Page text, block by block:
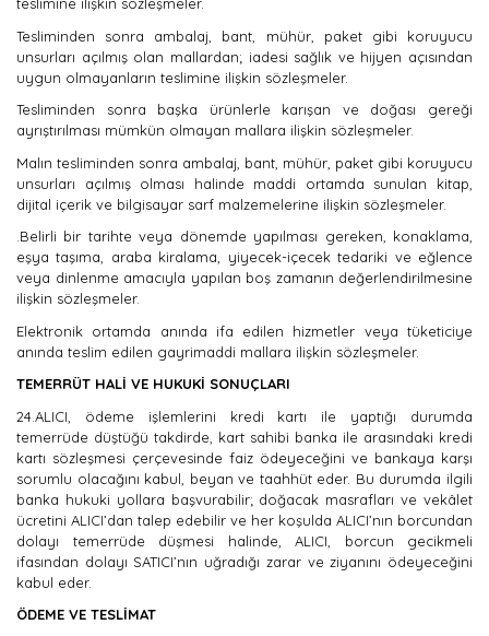
Tesliminden sonra ambalaj, bant, mühür, paket gibi koruyucu
unsurları açılmış olan mallardan; iadesi sağlık ve hijyen açısından
uygun olmayanların teslimine ilişkin sözleşmeler.
Tesliminden sonra başka ürünlerle karışan ve doğası gereği
ayrıştırılması mümkün olmayan mallara ilişkin sözleşmeler.
Malın tesliminden sonra ambalaj, bant, mühür, paket gibi koruyucu
unsurları açılmış olması halinde maddi ortamda sunulan kitap,
dijital içerik ve bilgisayar sarf malzemelerine ilişkin sözleşmeler.
.Belirli bir tarihte veya dönemde yapılması gereken, konaklama,
eşya taşıma, araba kiralama, yiyecek-içecek tedariki ve eğlence
veya dinlenme amacıyla yapılan boş zamanın değerlendirilmesine
ilişkin sözleşmeler.
Elektronik ortamda anında ifa edilen hizmetler veya tüketiciye
anında teslim edilen gayrimaddi mallara ilişkin sözleşmeler.
TEMERRÜT HALİ VE HUKUKİ SONUÇLARI
24.ALICI, ödeme işlemlerini kredi kartı ile yaptığı durumda
temerrüde düştüğü takdirde, kart sahibi banka ile arasındaki kredi
kartı sözleşmesi çerçevesinde faiz ödeyeceğini ve bankaya karşı
sorumlu olacağını kabul, beyan ve taahhüt eder. Bu durumda ilgili
banka hukuki yollara başvurabilir; doğacak masrafları ve vekâlet
ücretini ALICI’dan talep edebilir ve her koşulda ALICI’nın borcundan
dolayı temerrüde düşmesi halinde, ALICI, borcun gecikmeli
ifasından dolayı SATICI’nın uğradığı zarar ve ziyanını ödeyeceğini
kabul eder.
ÖDEME VE TESLİMAT